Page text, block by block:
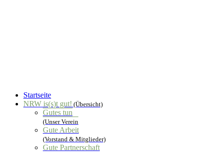
Startseite
NRW is(s)t gut! (Übersicht)
Gutes tun
(Unser Verein
Gute Arbeit
(Vorstand & Mitglieder)
Gute Partnerschaft